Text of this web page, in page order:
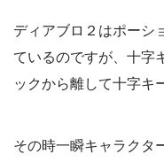
ディアブロ２はポーシ
ているのですが、十字
ックから離して十字キ
その時一瞬キャラクタ